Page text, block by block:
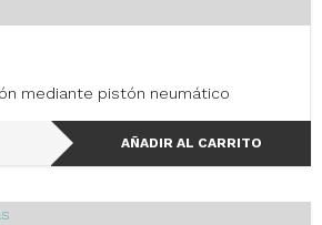
mediante pistón neumático
AÑADIR AL CARRITO